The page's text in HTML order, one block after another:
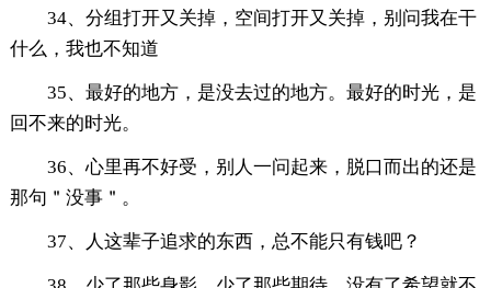
34、分组打开又关掉，空间打开又关掉，别问我在干
什么，我也不知道
35、最好的地方，是没去过的地方。最好的时光，是
回不来的时光。
36、心里再不好受，别人一问起来，脱口而出的还是
那句＂没事＂。
37、人这辈子追求的东西，总不能只有钱吧？